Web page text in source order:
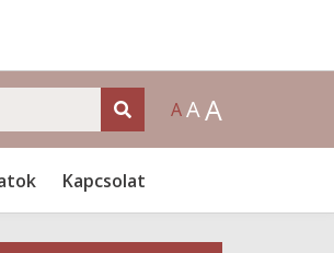
AAA
Kapcsolat